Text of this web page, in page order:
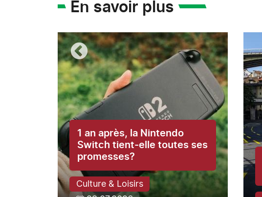
En savoir plus
1 an après, la Nintendo
Switch tient-elle toutes ses
promesses?
Culture & Loisirs